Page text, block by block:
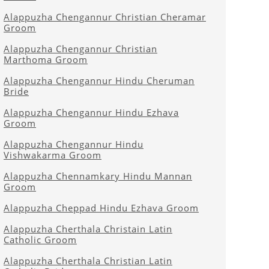
Alappuzha Chengannur Christian Cheramar
Groom
Alappuzha Chengannur Christian
Marthoma Groom
Alappuzha Chengannur Hindu Cheruman
Bride
Alappuzha Chengannur Hindu Ezhava
Groom
Alappuzha Chengannur Hindu
Vishwakarma Groom
Alappuzha Chennamkary Hindu Mannan
Groom
Alappuzha Cheppad Hindu Ezhava Groom
Alappuzha Cherthala Christain Latin
Catholic Groom
Alappuzha Cherthala Christian Latin